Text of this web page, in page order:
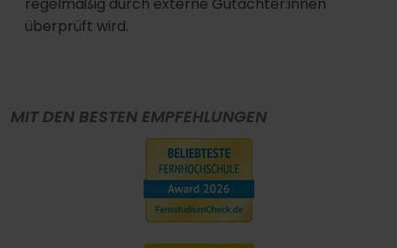
überprüft wird.
MIT DEN BESTEN EMPFEHLUNGEN